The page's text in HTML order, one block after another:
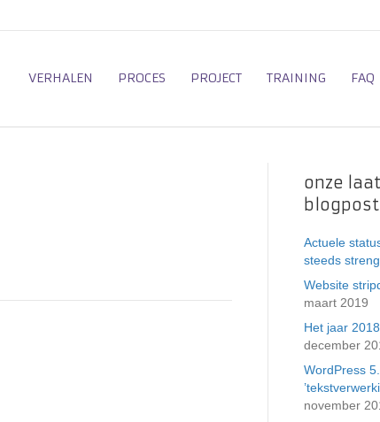
VERHALEN PROCES PROJECT TRAINING FAQ
onze
Actuele
steeds
Website
maart 2019
Het jaar
december
WordPress
november